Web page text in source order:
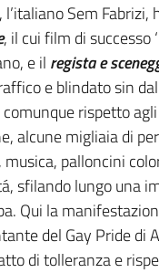
Sem
, il cui film di successo
e il regista e
e blindato sin
rispetto
alcune migliaia di
palloncini
sfilando lungo una
Qui la
del Gay Pride
di tolleranza e